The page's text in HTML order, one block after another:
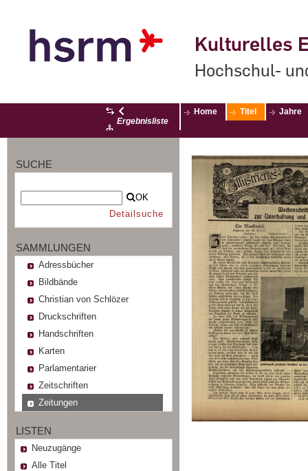
Kulturelles
Hochschul-
Ergebnisliste
Home Titel Jahre
SUCHE
OK
Detailsuche
SAMMLUNGEN
Adressbücher
Bildbände
Christian von Schlözer
Druckschriften
Handschriften
Karten
Parlamentarier
Zeitschriften
Zeitungen
LISTEN
Neuzugänge
Alle Titel